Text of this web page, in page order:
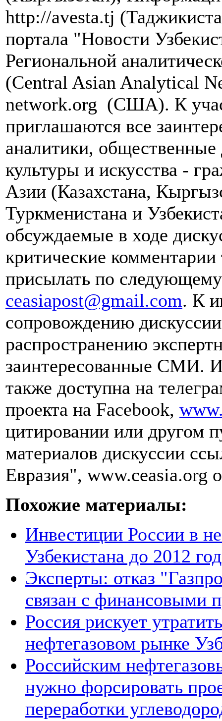
http://avesta.tj
портала "Новости
Региональной
(Central Asian Analytical
network.org (США). К
приглашаются все
аналитики, общественные
культуры и искусства -
Азии (Казахстана,
Туркменистана и
обсуждаемые в ходе
критические
присылать по
ceasiapost@gmail.com. К
сопровождению
распространению
заинтересованные СМИ.
также доступна на
проекта на Facebook,
цитировании или другом
материалов дискуссии
Евразия", www.ceasia.org
Похожие материалы:
Инвестиции России в
Узбекистана до 2012
Эксперты: отказ
связан с финансовыми
Россия рискует
нефтегазовом рынке
Российским
нужно форсировать
переработки